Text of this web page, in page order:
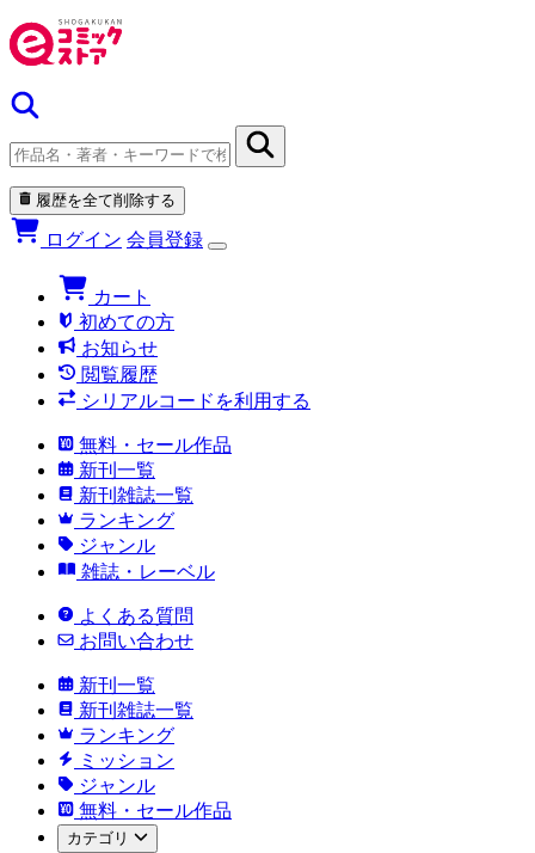
履歴を全て削除する
ログイン 会員登録
カート
初めての方
お知らせ
閲覧履歴
シリアルコードを利用する
無料・セール作品
新刊一覧
新刊雑誌一覧
ランキング
ジャンル
雑誌・レーベル
よくある質問
お問い合わせ
新刊一覧
新刊雑誌一覧
ランキング
ミッション
ジャンル
無料・セール作品
カテゴリ